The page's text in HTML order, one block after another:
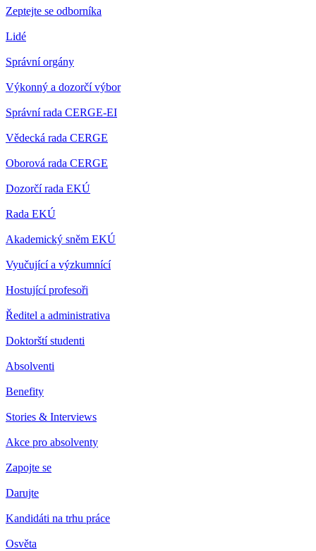
Zeptejte se odborníka
Lidé
Správní orgány
Výkonný a dozorčí výbor
Správní rada CERGE-EI
Vědecká rada CERGE
Oborová rada CERGE
Dozorčí rada EKÚ
Rada EKÚ
Akademický sněm EKÚ
Vyučující a výzkumnící
Hostující profesoři
Ředitel a administrativa
Doktorští studenti
Absolventi
Benefity
Stories & Interviews
Akce pro absolventy
Zapojte se
Darujte
Kandidáti na trhu práce
Osvěta